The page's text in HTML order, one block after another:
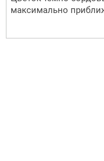
максимально